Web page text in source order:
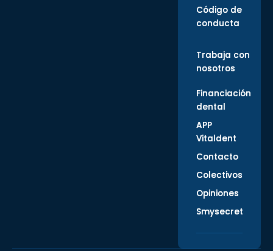
Código de
conducta
Trabaja con
nosotros
Financiación
dental
APP
Vitaldent
Contacto
Colectivos
Opiniones
Smysecret